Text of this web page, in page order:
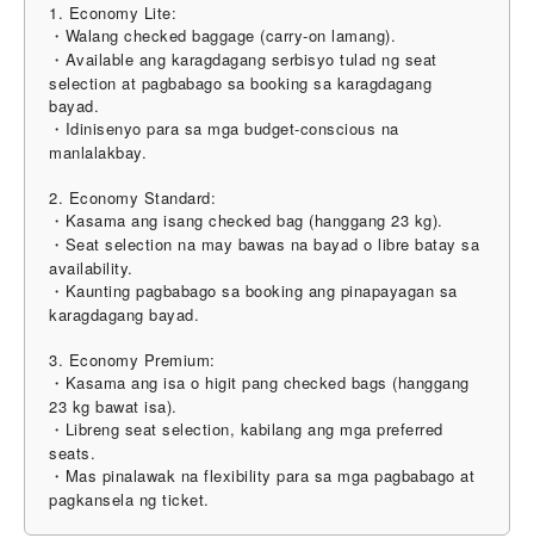
1. Economy Lite:
・Walang checked baggage (carry-on lamang).
・Available ang karagdagang serbisyo tulad ng seat
selection at pagbabago sa booking sa karagdagang
bayad.
・Idinisenyo para sa mga budget-conscious na
manlalakbay.
2. Economy Standard:
・Kasama ang isang checked bag (hanggang 23 kg).
・Seat selection na may bawas na bayad o libre batay sa
availability.
・Kaunting pagbabago sa booking ang pinapayagan sa
karagdagang bayad.
3. Economy Premium:
・Kasama ang isa o higit pang checked bags (hanggang
23 kg bawat isa).
・Libreng seat selection, kabilang ang mga preferred
seats.
・Mas pinalawak na flexibility para sa mga pagbabago at
pagkansela ng ticket.